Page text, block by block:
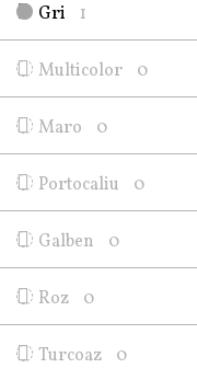
Gri 1
Multicolor 0
Maro 0
Portocaliu 0
Galben 0
Roz 0
Turcoaz 0